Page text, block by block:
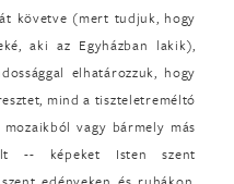
követve (mert tudjuk, hogy
aki az Egyházban lakik),
elhatározzuk, hogy
mind a tiszteletreméltó
vagy bármely más
-- képeket Isten szent